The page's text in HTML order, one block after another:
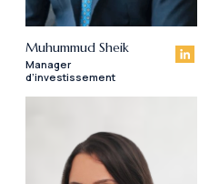
Muhummud Sheik
Manager
d’investissement